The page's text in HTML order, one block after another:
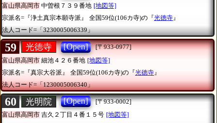
富山県高岡市 中曽根７３９番地 [地図等]
宗派名=『浄土真宗本願寺派』
全国59位(106カ寺)の『光徳寺』
法人コード=「3230005006339」
59 光徳寺 [Open]
[〒933-0977]
富山県高岡市 細池４２６番地 [地図等]
宗派名=『真宗大谷派』
全国59位(106カ寺)の『光徳寺 』
法人コード=「1230005006340」
60 光明院 [Open]
[〒933-0002]
富山県高岡市 吉久２丁目４番１５号 [地図等]